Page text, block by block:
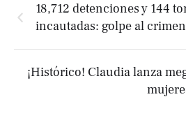
18,712 detenciones y 144
incautadas: golpe al
¡Histórico! Claudia lanza